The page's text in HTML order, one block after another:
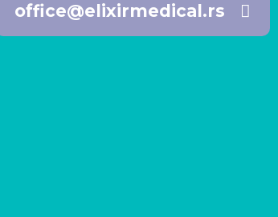
office@elixirmedical.rs